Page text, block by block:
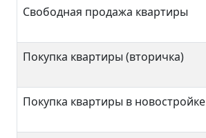
Свободная продажа квартиры
Покупка квартиры (вторичка)
Покупка квартиры в новостройке